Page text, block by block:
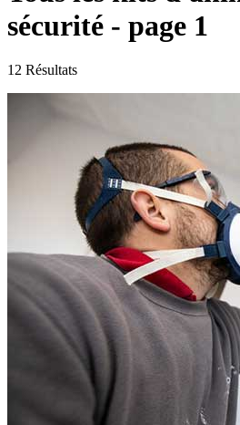
sécurité - page 1
12 Résultats